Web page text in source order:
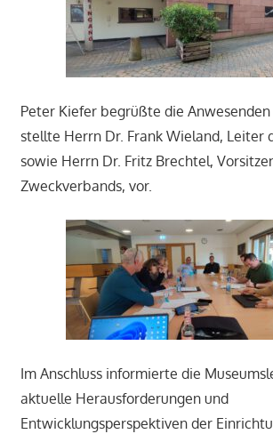
Peter Kiefer begrüßte die
stellte Herrn Dr. Frank Wieland, Leiter
sowie Herrn Dr. Fritz Brechtel,
Zweckverbands, vor.
Im Anschluss informierte die
aktuelle Herausforderungen und
Entwicklungsperspektiven der